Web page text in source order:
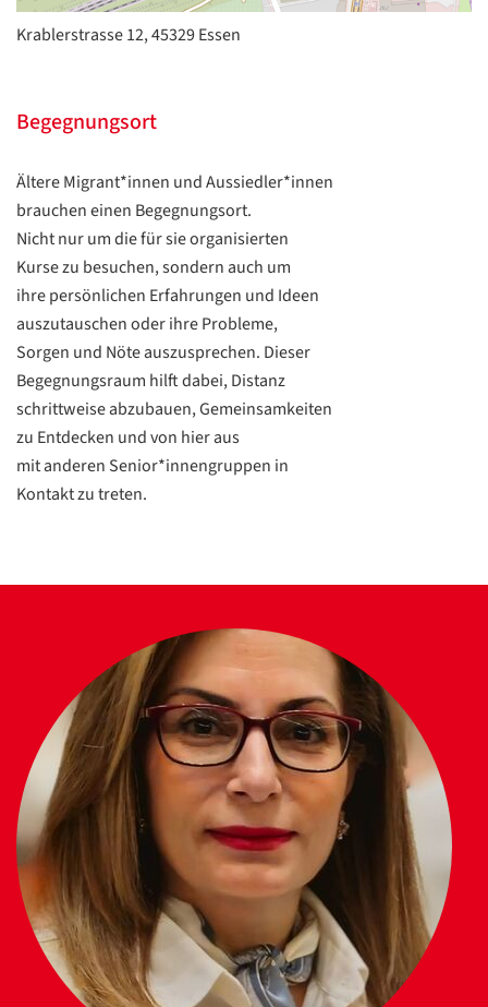
Krablerstrasse 12, 45329 Essen
Begegnungsort
Ältere Migrant*innen und Aussiedler*innen
brauchen einen Begegnungsort.
Nicht nur um die für sie organisierten
Kurse zu besuchen, sondern auch um
ihre persönlichen Erfahrungen und Ideen
auszutauschen oder ihre Probleme,
Sorgen und Nöte auszusprechen. Dieser
Begegnungsraum hilft dabei, Distanz
schrittweise abzubauen, Gemeinsamkeiten
zu Entdecken und von hier aus
mit anderen Senior*innengruppen in
Kontakt zu treten.
Datenschutzerklärung
ZURÜCK
Datenschutzerklärung
Datenschutzerklärung
/
Translate
ZURÜCK